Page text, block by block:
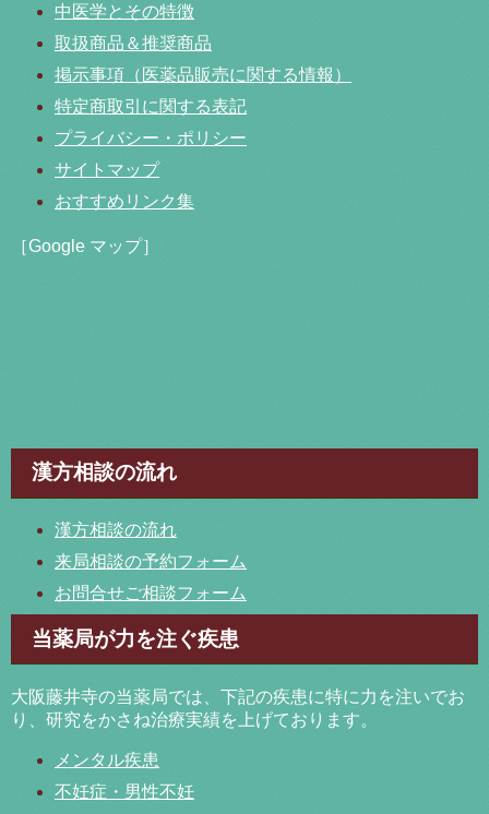
中医学とその特徴
取扱商品＆推奨商品
掲示事項（医薬品販売に関する情報）
特定商取引に関する表記
プライバシー・ポリシー
サイトマップ
おすすめリンク集
［Google マップ］
漢方相談の流れ
漢方相談の流れ
来局相談の予約フォーム
お問合せご相談フォーム
当薬局が力を注ぐ疾患
大阪藤井寺の当薬局では、下記の疾患に特に力を注いでお
り、研究をかさね治療実績を上げております。
メンタル疾患
不妊症・男性不妊